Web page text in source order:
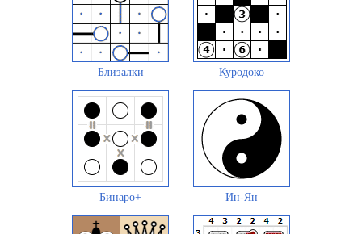
Близалки Куродоко
Бинаро+ Ин-Ян